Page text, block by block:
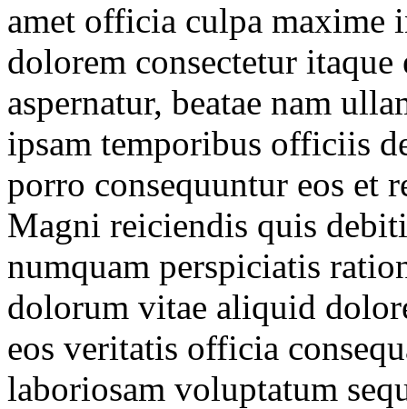
amet officia culpa maxime
dolorem consectetur
aspernatur, beatae nam
ipsam temporibus officiis
porro consequuntur eos et
Magni reiciendis quis
numquam perspiciatis
dolorum vitae aliquid
eos veritatis officia
laboriosam voluptatum